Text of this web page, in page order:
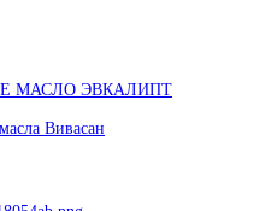
МАСЛО ЭВКАЛИПТ
Вивасан